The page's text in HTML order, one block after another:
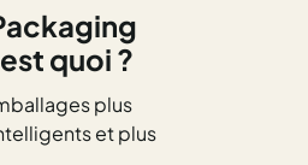
quoi ?
plus
et plus